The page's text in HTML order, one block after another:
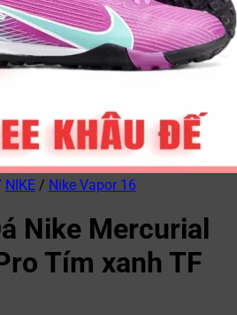
NIKE / Nike Vapor 16
Nike Mercurial
Tím xanh TF